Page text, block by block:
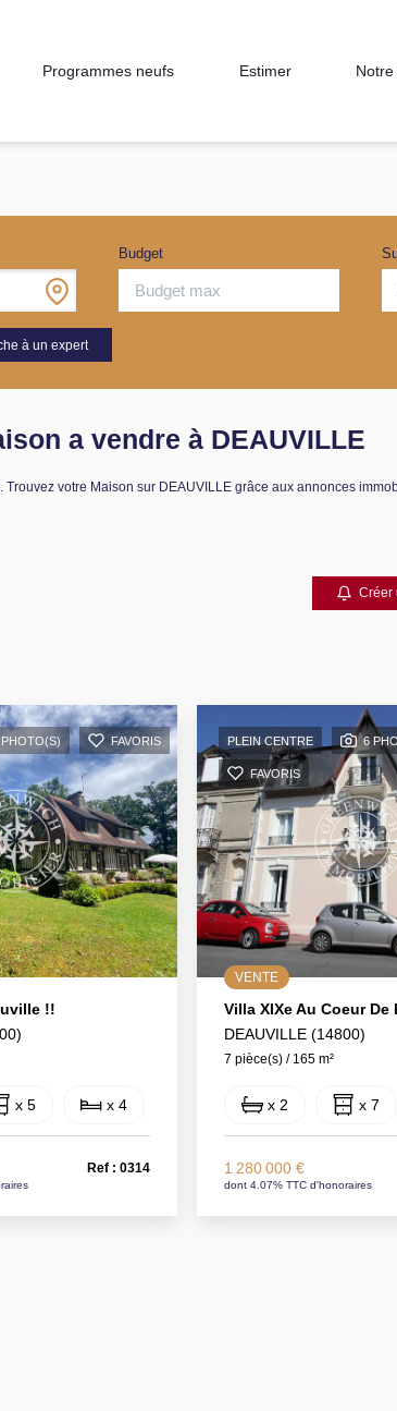
Programmes neufs Estimer
Budget
à un expert
a vendre à DEAUVILLE
votre Maison sur DEAUVILLE grâce aux annonces
Créer
PHOTO(S) FAVORIS
!!
x 5 x 4
Ref : 0314
PLEIN CENTRE 6
FAVORIS
VENTE
Villa XIXe Au Coeur
DEAUVILLE (14800)
7 pièce(s) / 165 m²
x 2 x 7
1 280 000 €
dont 4.07% TTC d'honoraires